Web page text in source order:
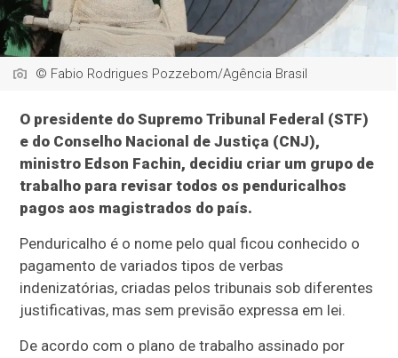
© Fabio Rodrigues Pozzebom/Agência Brasil
O presidente do Supremo Tribunal Federal (STF)
e do Conselho Nacional de Justiça (CNJ),
ministro Edson Fachin, decidiu criar um grupo de
trabalho para revisar todos os penduricalhos
pagos aos magistrados do país.
Penduricalho é o nome pelo qual ficou conhecido o
pagamento de variados tipos de verbas
indenizatórias, criadas pelos tribunais sob diferentes
justificativas, mas sem previsão expressa em lei.
De acordo com o plano de trabalho assinado por